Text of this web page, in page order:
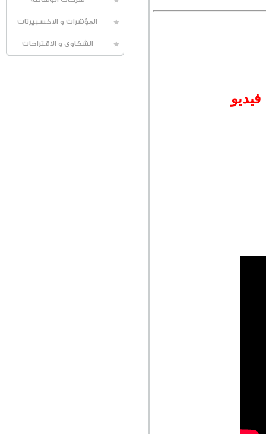
المؤشرات و الاكسبيرتات
الشكاوى و الاقتراحات